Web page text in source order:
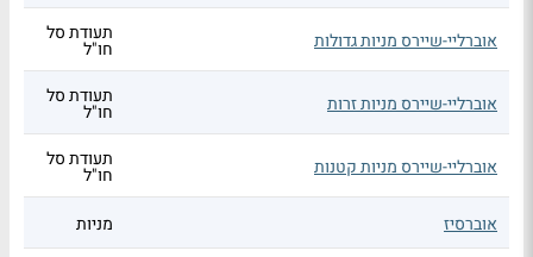
אוברליי-שיירס מניות גדולות תעודת סל
חו"ל
אוברליי-שיירס מניות זרות תעודת סל
חו"ל
אוברליי-שיירס מניות קטנות תעודת סל
חו"ל
אוברסיז
מניות